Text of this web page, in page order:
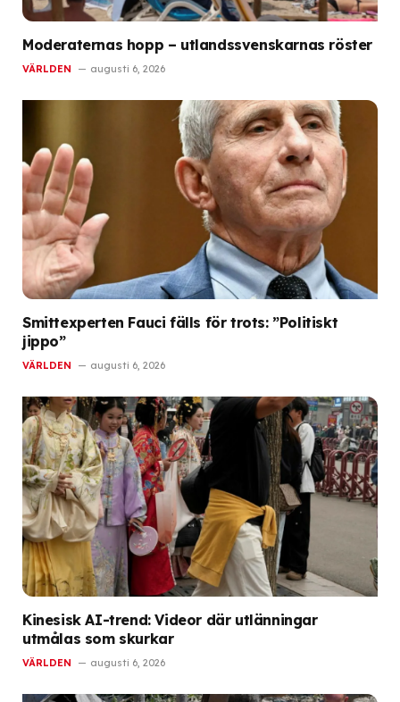
Moderaternas hopp – utlandssvenskarnas röster
VÄRLDEN augusti 6, 2026
Smittexperten Fauci fälls för trots: ”Politiskt
jippo”
VÄRLDEN augusti 6, 2026
Kinesisk AI-trend: Videor där utlänningar
utmålas som skurkar
VÄRLDEN augusti 6, 2026